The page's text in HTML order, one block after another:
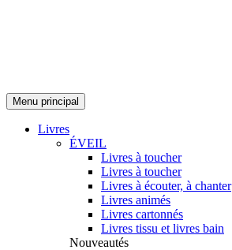
Menu principal
Livres
ÉVEIL
Livres à toucher
Livres à toucher
Livres à écouter, à chanter
Livres animés
Livres cartonnés
Livres tissu et livres bain
Nouveautés